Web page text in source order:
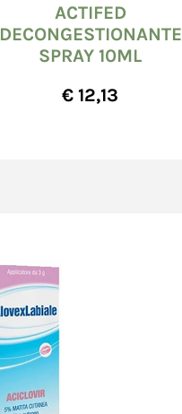
ACTIFED
DECONGESTIONANTE
SPRAY 10ML
€ 12,13